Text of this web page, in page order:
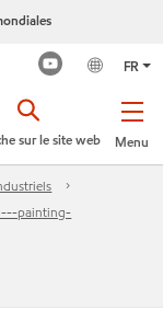
FR
Menu
sur le site web
painting-